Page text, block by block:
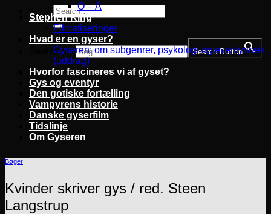
Search for: Search Button
O – Å
Stephen King
Filmatiseringer
Hvad er en gyser?
Gyseren: om subgenrer, psykologi og eventyrtræk
(uddrag)
Hvorfor fascineres vi af gyset?
Gys og eventyr
Den gotiske fortælling
Vampyrens historie
Danske gyserfilm
Tidslinje
Om Gyseren
Bøger
Kvinder skriver gys / red. Steen
Langstrup